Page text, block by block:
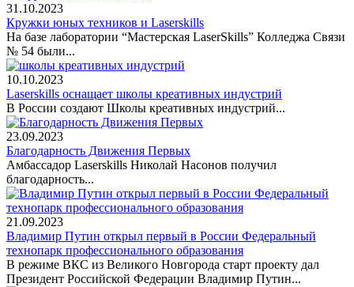
31.10.2023
Кружки юных техников и Laserskills
На базе лаборатории “Мастерская LaserSkills” Колледжа Связи
№ 54 были...
10.10.2023
Laserskills оснащает школы креативных индустрий
В России создают Школы креативных индустрий...
23.09.2023
Благодарность Движения Первых
Амбассадор Laserskills Николай Насонов получил
благодарность...
21.09.2023
Владимир Путин открыл первый в России Федеральный
технопарк профессионального образования
В режиме ВКС из Великого Новгорода старт проекту дал
Президент Российской Федерации Владимир Путин...